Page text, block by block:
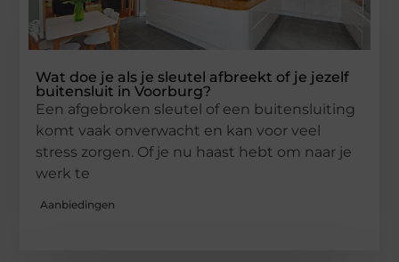
Wat doe je als je sleutel afbreekt of je jezelf
buitensluit in Voorburg?
Een afgebroken sleutel of een buitensluiting
komt vaak onverwacht en kan voor veel
stress zorgen. Of je nu haast hebt om naar je
werk te
Aanbiedingen